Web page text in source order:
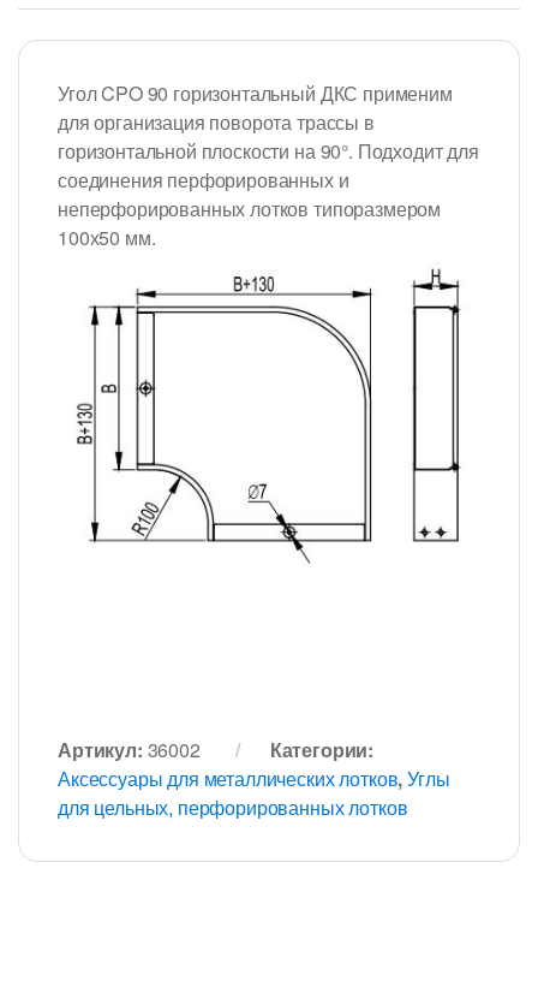
Угол CPO 90 горизонтальный ДКС применим
для организация поворота трассы в
горизонтальной плоскости на 90°. Подходит для
соединения перфорированных и
неперфорированных лотков типоразмером
100х50 мм.
Артикул: 36002
Категории:
Аксессуары для металлических лотков,Углы
для цельных, перфорированных лотков